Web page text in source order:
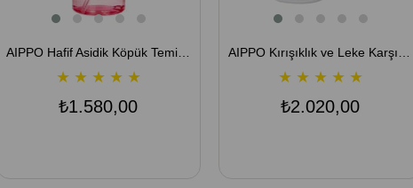
AIPPO Hafif Asidik Köpük Temizleyici (Pinksalt pH Balancing Bubble Cleanser) 155 GR
★ ★ ★ ★ ★
₺1.580,00
★ ★ ★ ★ ★
₺2.020,00